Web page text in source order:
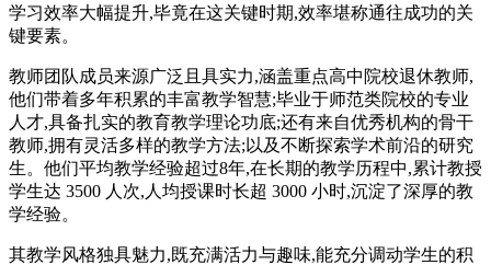
学习效率大幅提升,毕竟在这关键时期,效率堪称通往成功的关
键要素。
教师团队成员来源广泛且具实力,涵盖重点高中院校退休教师,
他们带着多年积累的丰富教学智慧;毕业于师范类院校的专业
人才,具备扎实的教育教学理论功底;还有来自优秀机构的骨干
教师,拥有灵活多样的教学方法;以及不断探索学术前沿的研究
生。他们平均教学经验超过8年,在长期的教学历程中,累计教授
学生达 3500 人次,人均授课时长超 3000 小时,沉淀了深厚的教
学经验。
其教学风格独具魅力,既充满活力与趣味,能充分调动学生的积